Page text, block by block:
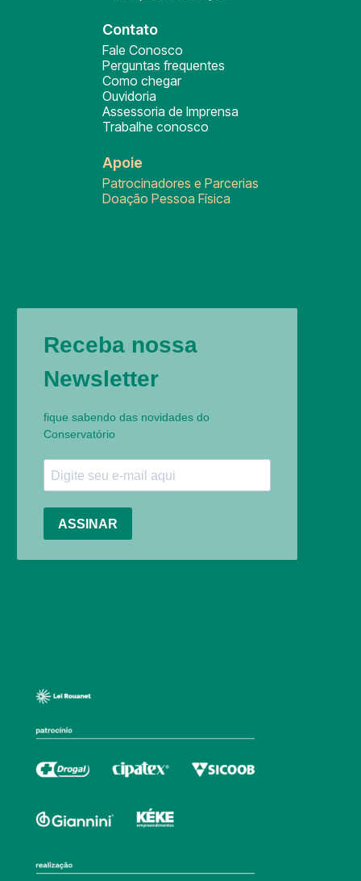
Contato
Fale Conosco
Perguntas frequentes
Como chegar
Ouvidoria
Assessoria de Imprensa
Trabalhe conosco
Apoie
Patrocinadores e Parcerias
Doação Pessoa Física